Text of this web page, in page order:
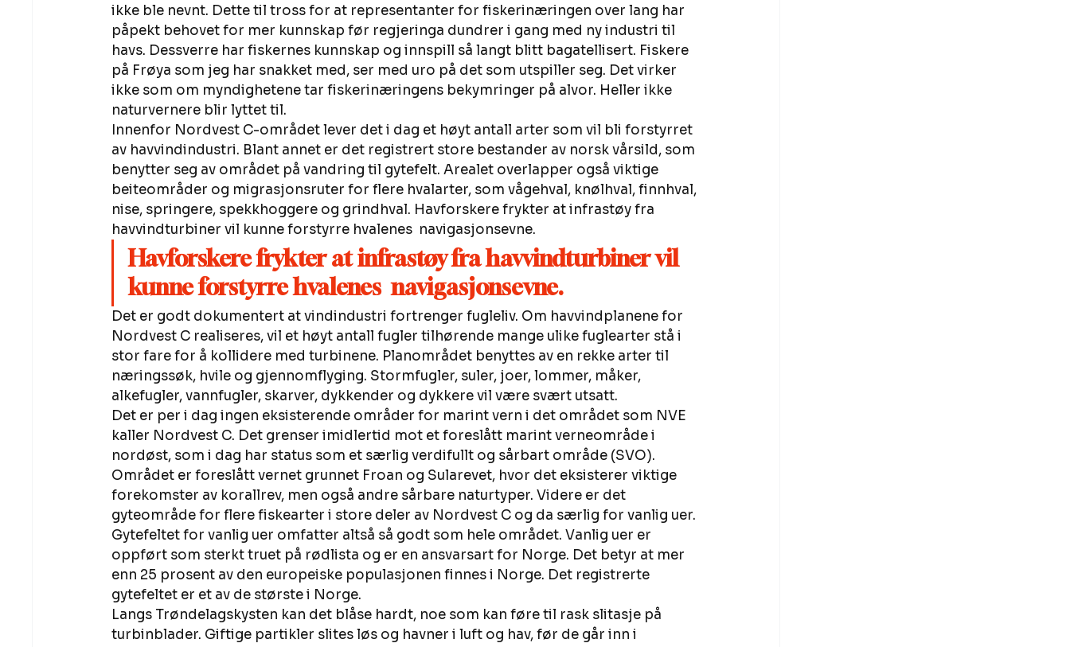
ikke ble nevnt. Dette til tross for at representanter for fiskerinæringen over lang har
påpekt behovet for mer kunnskap før regjeringa dundrer i gang med ny industri til
havs. Dessverre har fiskernes kunnskap og innspill så langt blitt bagatellisert. Fiskere
på Frøya som jeg har snakket med, ser med uro på det som utspiller seg. Det virker
ikke som om myndighetene tar fiskerinæringens bekymringer på alvor. Heller ikke
naturvernere blir lyttet til.
Innenfor Nordvest C-området lever det i dag et høyt antall arter som vil bli forstyrret
av havvindindustri. Blant annet er det registrert store bestander av norsk vårsild, som
benytter seg av området på vandring til gytefelt. Arealet overlapper også viktige
beiteområder og migrasjonsruter for flere hvalarter, som vågehval, knølhval, finnhval,
nise, springere, spekkhoggere og grindhval. Havforskere frykter at infrastøy fra
havvindturbiner vil kunne forstyrre hvalenes  navigasjonsevne.
Havforskere frykter at infrastøy fra havvindturbiner vil
kunne forstyrre hvalenes  navigasjonsevne.
Det er godt dokumentert at vindindustri fortrenger fugleliv. Om havvindplanene for
Nordvest C realiseres, vil et høyt antall fugler tilhørende mange ulike fuglearter stå i
stor fare for å kollidere med turbinene. Planområdet benyttes av en rekke arter til
næringssøk, hvile og gjennomflyging. Stormfugler, suler, joer, lommer, måker,
alkefugler, vannfugler, skarver, dykkender og dykkere vil være svært utsatt.
Det er per i dag ingen eksisterende områder for marint vern i det området som NVE
kaller Nordvest C. Det grenser imidlertid mot et foreslått marint verneområde i
nordøst, som i dag har status som et særlig verdifullt og sårbart område (SVO).
Området er foreslått vernet grunnet Froan og Sularevet, hvor det eksisterer viktige
forekomster av korallrev, men også andre sårbare naturtyper. Videre er det
gyteområde for flere fiskearter i store deler av Nordvest C og da særlig for vanlig uer.
Gytefeltet for vanlig uer omfatter altså så godt som hele området. Vanlig uer er
oppført som sterkt truet på rødlista og er en ansvarsart for Norge. Det betyr at mer
enn 25 prosent av den europeiske populasjonen finnes i Norge. Det registrerte
gytefeltet er et av de største i Norge.
Langs Trøndelagskysten kan det blåse hardt, noe som kan føre til rask slitasje på
turbinblader. Giftige partikler slites løs og havner i luft og hav, før de går inn i